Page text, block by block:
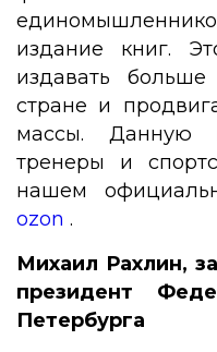
издание книг.
издавать
стране и
массы. Данную
тренеры и
нашем
ozon .
Михаил Рахлин,
президент
Петербурга